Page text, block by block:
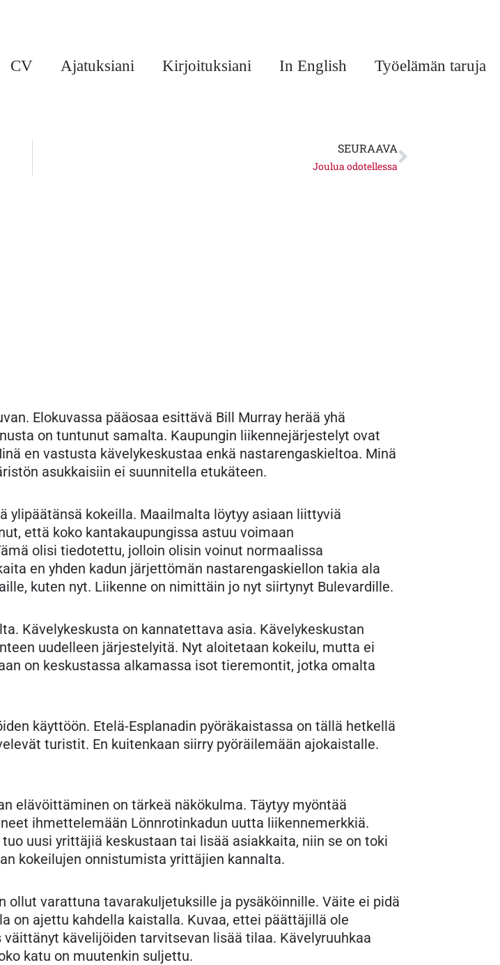
CV Ajatuksiani Kirjoituksiani In English Työelämän taruja
SEURAAVA
Joulua odotellessa
Next
Elokuvassa pääosaa esittävä Bill Murray herää yhä
on tuntunut samalta. Kaupungin liikennejärjestelyt ovat
en vastusta kävelykeskustaa enkä nastarengaskieltoa. Minä
asukkaisiin ei suunnitella etukäteen.
ylipäätänsä kokeilla. Maailmalta löytyy asiaan liittyviä
että koko kantakaupungissa astuu voimaan
olisi tiedotettu, jolloin olisin voinut normaalissa
en yhden kadun järjettömän nastarengaskiellon takia ala
kuten nyt. Liikenne on nimittäin jo nyt siirtynyt Bulevardille.
Kävelykeskusta on kannatettava asia. Kävelykeskustan
uudelleen järjestelyitä. Nyt aloitetaan kokeilu, mutta ei
on keskustassa alkamassa isot tieremontit, jotka omalta
käyttöön. Etelä-Esplanadin pyöräkaistassa on tällä hetkellä
turistit. En kuitenkaan siirry pyöräilemään ajokaistalle.
elävöittäminen on tärkeä näkökulma. Täytyy myöntää
ihmettelemään Lönnrotinkadun uutta liikennemerkkiä.
uusi yrittäjiä keskustaan tai lisää asiakkaita, niin se on toki
kokeilujen onnistumista yrittäjien kannalta.
varattuna tavarakuljetuksille ja pysäköinnille. Väite ei pidä
on ajettu kahdella kaistalla. Kuvaa, ettei päättäjillä ole
kävelijöiden tarvitsevan lisää tilaa. Kävelyruuhkaa
katu on muutenkin suljettu.